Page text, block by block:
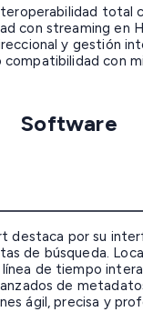
total
con streaming en
y gestión
compatibilidad con
Software
destaca por su
de búsqueda.
de tiempo
de
ágil, precisa y